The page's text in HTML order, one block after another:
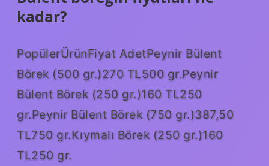
kadar?
PopülerÜrünFiyat AdetPeynir Bülent
Börek (500 gr.)270 TL500 gr.Peynir
Bülent Börek (250 gr.)160 TL250
gr.Peynir Bülent Börek (750 gr.)387,50
TL750 gr.Kıymalı Börek (250 gr.)160
TL250 gr.